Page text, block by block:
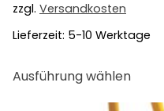
zzgl. Versandkosten
Lieferzeit: 5-10 Werktage
Ausführung wählen
weist